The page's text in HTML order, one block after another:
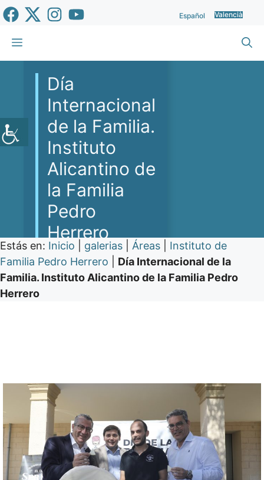
Vés
al
contingut
Español Valencià
Menu
Día
Internacional
de la Familia.
Instituto
Alicantino de
la Familia
Pedro
Herrero
Estás en: Inicio galerias Áreas
Instituto de
Familia Pedro Herrero
Día Internacional de la
Familia. Instituto Alicantino de la Familia Pedro
Herrero